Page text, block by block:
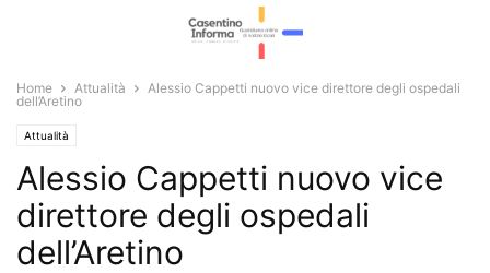
Home Attualità
Alessio Cappetti nuovo vice direttore degli ospedali
dell’Aretino
Attualità
Alessio Cappetti nuovo vice
direttore degli ospedali
dell’Aretino